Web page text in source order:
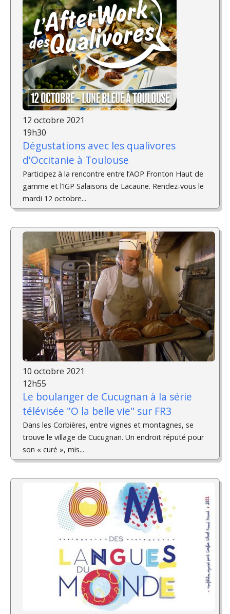
12 octobre 2021
19h30
Dégustations avec les qualivores
d'Occitanie à Toulouse
Participez à la rencontre entre l’AOP Fronton Haut de
gamme et l’IGP Salaisons de Lacaune. Rendez-vous le
mardi 12 octobre...
10 octobre 2021
12h55
Le boulanger de Cucugnan à la série
télévisée "O la belle vie" sur FR3
Dans les Corbières, entre vignes et montagnes, se
trouve le village de Cucugnan. Un endroit réputé pour
son « curé », mis...